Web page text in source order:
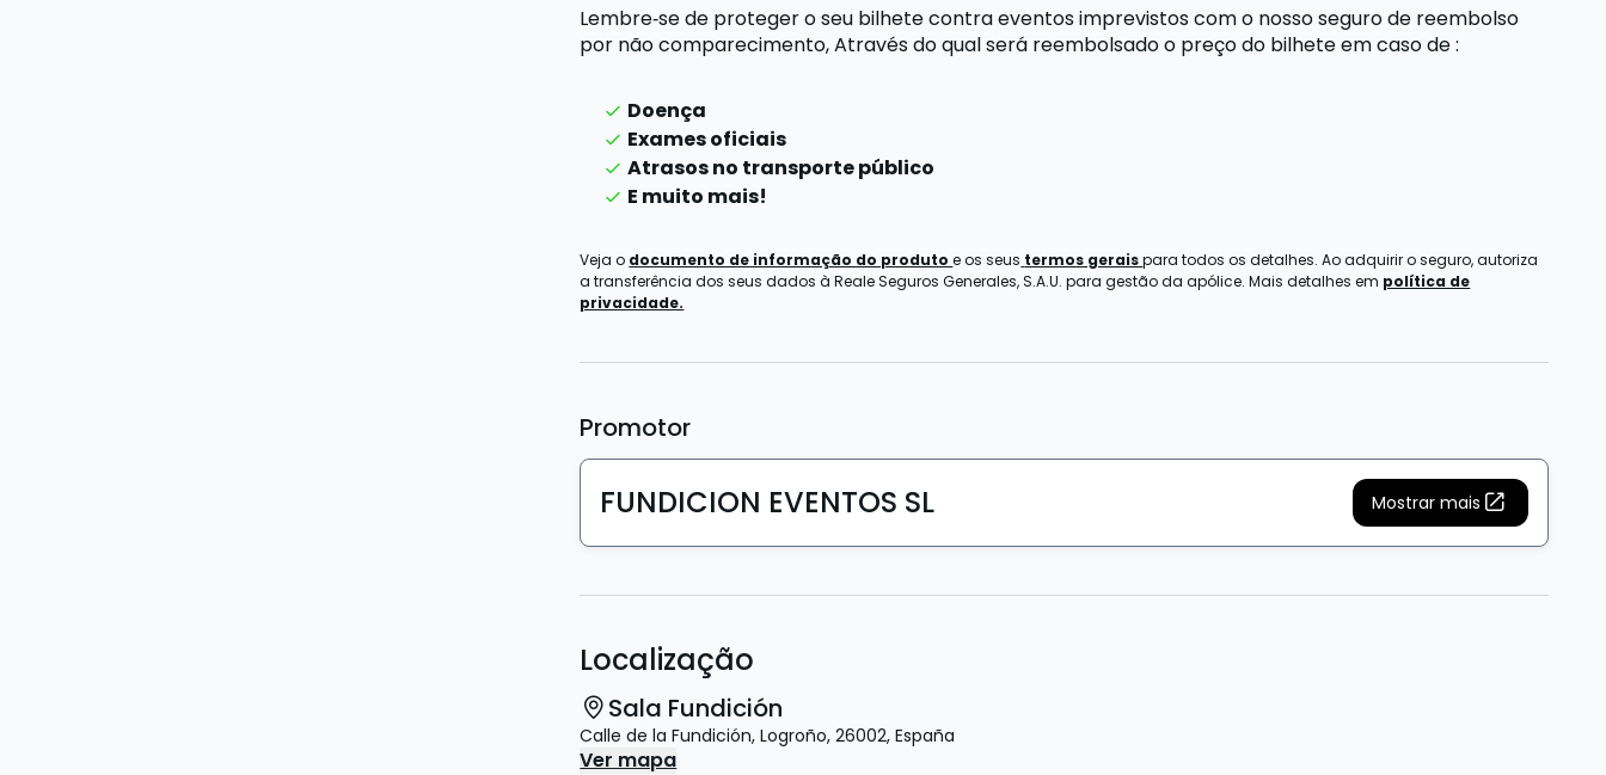
Lembre‑se de proteger o seu bilhete contra eventos imprevistos com o nosso seguro de reembolso
por não comparecimento,Através do qual será reembolsado o preço do bilheteem caso de:
Doença
Exames oficiais
Atrasos no transporte público
E muito mais!
Veja o documento de informação do produtoe os seus termos geraispara todos os detalhes. Ao adquirir o seguro, autoriza
a transferência dos seus dados à Reale Seguros Generales, S.A.U. para gestão da apólice. Mais detalhes em política de
privacidade.
Promotor
FUNDICION EVENTOS SL Mostrar mais
Localização
Sala Fundición
Calle de la Fundición, Logroño, 26002, España
Ver mapa